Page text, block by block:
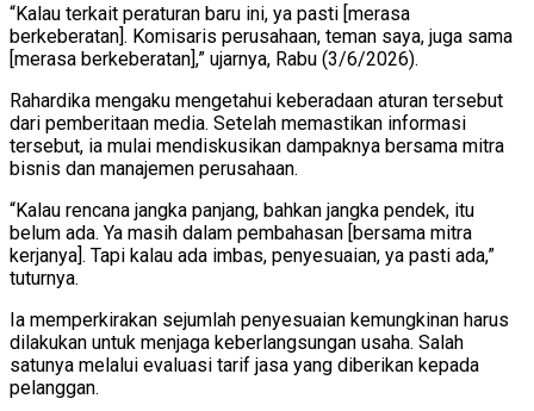
“Kalau terkait peraturan baru ini, ya pasti [merasa
berkeberatan]. Komisaris perusahaan, teman saya, juga sama
[merasa berkeberatan],” ujarnya, Rabu (3/6/2026).
Rahardika mengaku mengetahui keberadaan aturan tersebut
dari pemberitaan media. Setelah memastikan informasi
tersebut, ia mulai mendiskusikan dampaknya bersama mitra
bisnis dan manajemen perusahaan.
“Kalau rencana jangka panjang, bahkan jangka pendek, itu
belum ada. Ya masih dalam pembahasan [bersama mitra
kerjanya]. Tapi kalau ada imbas, penyesuaian, ya pasti ada,”
tuturnya.
Ia memperkirakan sejumlah penyesuaian kemungkinan harus
dilakukan untuk menjaga keberlangsungan usaha. Salah
satunya melalui evaluasi tarif jasa yang diberikan kepada
pelanggan.